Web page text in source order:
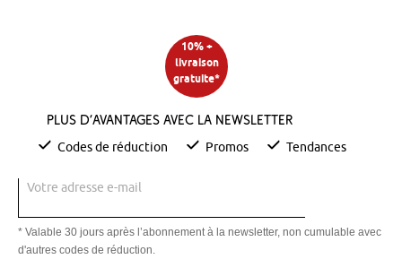
Pour une décoration adaptée à la saison, sélectionnez des
brise-bises à motifs différents. Pour la saison estivale,
choisissez, par exemple, les brise-bises à motifs tournesols ou
ou d’hiver.
Pour décorer la pièce selon le type de chambre, optez
pouvez choisir des motifs café pour la cuisine, des motifs
pour une décoration
maritime
Le grand classique : le brise-bise en dentelle ou en couleurs
10% +
livraison
gratuite*
Plus d’avantages avec la newsletter
Codes de réduction Promos Tendances
Votre adresse e-mail
* Valable 30 jours après l’abonnement à la newsletter, non cumulable avec
d'autres codes de réduction.